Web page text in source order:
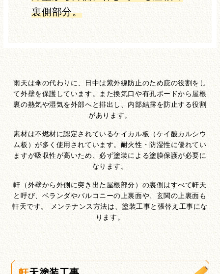
裏側部分。
雨天は傘の代わりに、日中は紫外線防止のため庇の役割をし
て外壁を保護しています。また換気口や有孔ボードから屋根
裏の熱気や湿気を外部へと排出し、内部結露を防止する役割
があります。
素材は不燃材に認定されているケイカル板（ケイ酸カルシウ
ム板）が多く使用されています。耐火性・防湿性に優れてい
ますが吸収性が高いため、必ず塗装による塗膜保護が必要に
なります。
軒（外壁から外側に突き出た屋根部分）の裏側はすべて軒天
と呼び、ベランダやバルコニーの上裏面や、玄関の上裏面も
軒天です。 メンテナンス方法は、塗装工事と張替え工事にな
ります。